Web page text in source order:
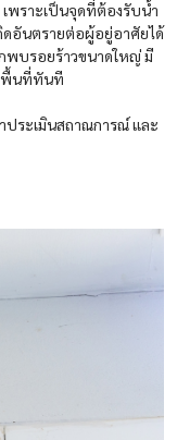
เพราะเป็นจุดที่ต้องรับน้ำ
ดอันตรายต่อผู้อยู่อาศัยได้
พบรอยร้าวขนาดใหญ่ มี
พื้นที่ทันที
ประเมินสถาณการณ์ และ